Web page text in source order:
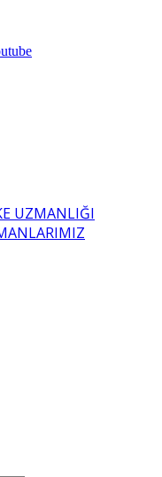
UZMANLIĞI